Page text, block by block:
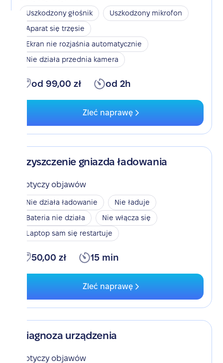
Uszkodzony głośnik
Uszkodzony mikrofon
Aparat się trzęsie
Ekran nie rozjaśnia automatycznie
Nie działa przednia kamera
od 99,00 zł od 2h
Zleć naprawę
Czyszczenie gniazda ładowania
Dotyczy objawów
Nie działa ładowanie
Nie ładuje
Bateria nie działa
Nie włącza się
Laptop sam się restartuje
50,00 zł 15 min
Zleć naprawę
Diagnoza urządzenia
Dotyczy objawów